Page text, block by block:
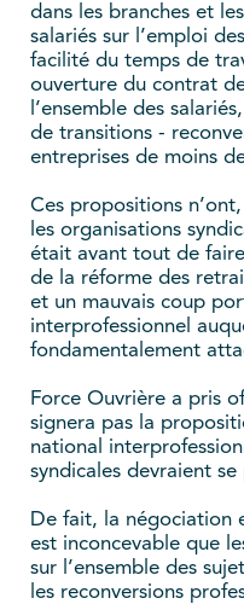
dans les branches et
salariés sur l’emploi
facilité du temps de
ouverture du contrat
l’ensemble des
de transitions -
entreprises de moins
Ces propositions
les organisations
était avant tout de
de la réforme des
et un mauvais coup
interprofessionnel
fondamentalement
Force Ouvrière a pris
signera pas la
national
syndicales devraient
De fait, la négociation
est inconcevable que
sur l’ensemble des
les reconversions